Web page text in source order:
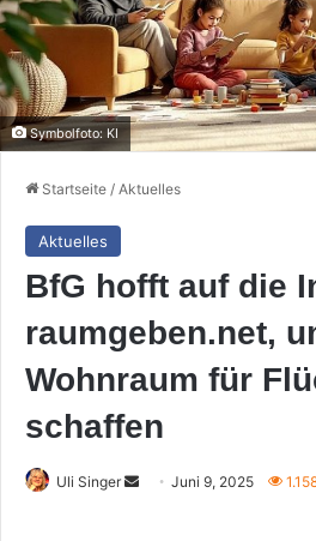
Symbolfoto: KI
Startseite / Aktuelles
Aktuelles
BfG hofft auf die
raumgeben.net,
Wohnraum für
schaffen
Uli Singer
SendeJuni 9, 2025